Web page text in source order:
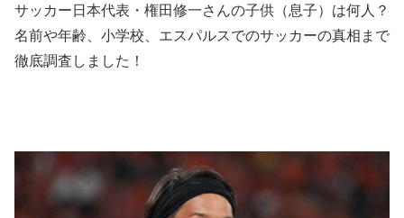
サッカー日本代表・権田修一さんの子供（息子）は何人？
名前や年齢、小学校、エスパルスでのサッカーの真相まで
徹底調査しました！